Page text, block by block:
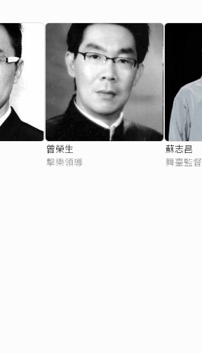
曾榮生
擊樂領導
蘇志昌
舞臺監督